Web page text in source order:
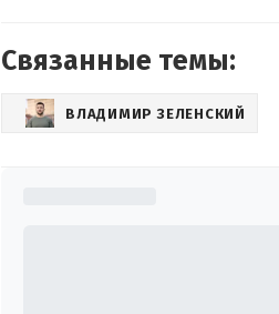
Связанные темы:
ВЛАДИМИР ЗЕЛЕНСКИЙ